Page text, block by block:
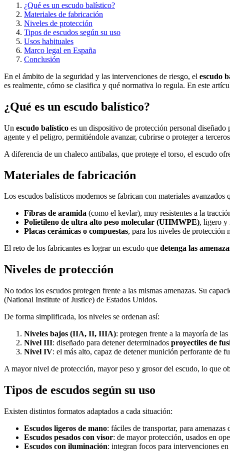
¿Qué es un escudo balístico?
Materiales de fabricación
Niveles de protección
Tipos de escudos según su uso
Usos habituales
Marco legal en España
Conclusión
En el ámbito de la seguridad y las intervenciones de riesgo, el escudo
es realmente, cómo se clasifica y qué normativa lo regula. En este
¿Qué es un escudo balístico?
Un escudo balístico es un dispositivo de protección personal diseñado
agente y el peligro, permitiéndole avanzar, cubrirse o proteger a
A diferencia de un chaleco antibalas, que protege el torso, el escudo
Materiales de fabricación
Los escudos balísticos modernos se fabrican con materiales avanzados
Fibras de aramida (como el kevlar), muy resistentes a la
Polietileno de ultra alto peso molecular (UHMWPE), ligero y
Placas cerámicas o compuestas, para los niveles de protección
El reto de los fabricantes es lograr un escudo que detenga las
Niveles de protección
No todos los escudos protegen frente a las mismas amenazas. Su
(National Institute of Justice) de Estados Unidos.
De forma simplificada, los niveles se ordenan así:
Niveles bajos (IIA, II, IIIA): protegen frente a la mayoría de las
Nivel III: diseñado para detener determinados proyectiles de
Nivel IV: el más alto, capaz de detener munición perforante de
A mayor nivel de protección, mayor peso y grosor del escudo, lo que
Tipos de escudos según su uso
Existen distintos formatos adaptados a cada situación:
Escudos ligeros de mano: fáciles de transportar, para amenazas
Escudos pesados con visor: de mayor protección, usados en
Escudos con iluminación: integran focos para intervenciones